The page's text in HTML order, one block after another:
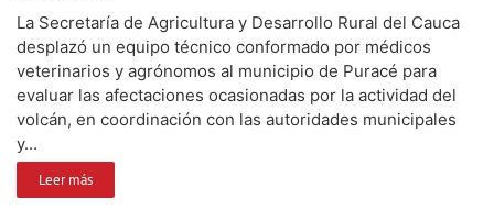
La Secretaría de Agricultura y Desarrollo Rural del Cauca
desplazó un equipo técnico conformado por médicos
veterinarios y agrónomos al municipio de Puracé para
evaluar las afectaciones ocasionadas por la actividad del
volcán, en coordinación con las autoridades municipales
y...
Leer más